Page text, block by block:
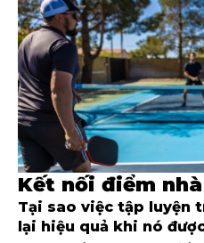
Kết nối điểm
Tại sao việc tập luyện
lại hiệu quả khi nó